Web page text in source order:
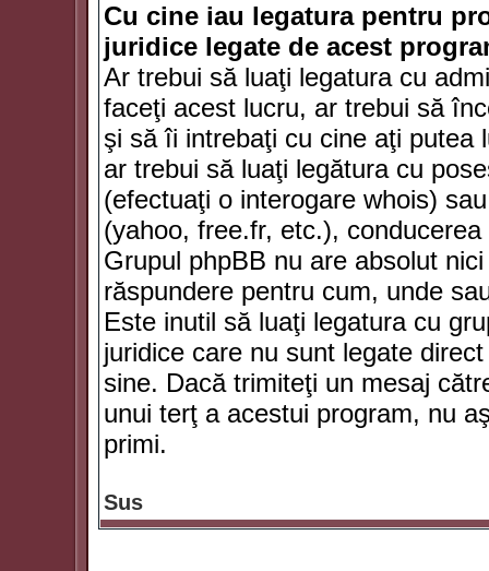
Cu cine iau legatura pentru
juridice legate de acest
Ar trebui să luaţi legatura cu
faceţi acest lucru, ar trebui să
şi să îi intrebaţi cu cine aţi putea
ar trebui să luaţi legătura cu
(efectuaţi o interogare whois)
(yahoo, free.fr, etc.),
Grupul phpBB nu are absolut
răspundere pentru cum, unde
Este inutil să luaţi legatura cu
juridice care nu sunt legate
sine. Dacă trimiteţi un mesaj
unui terţ a acestui program, nu
primi.
Sus